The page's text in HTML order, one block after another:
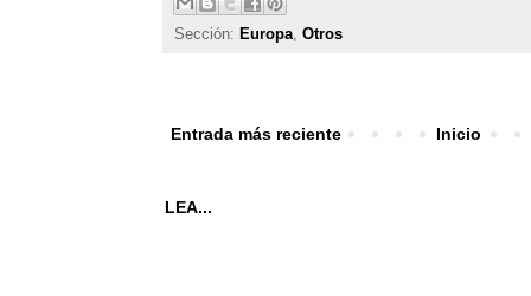
Sección: Europa, Otros
Entrada más reciente Inicio
LEA...